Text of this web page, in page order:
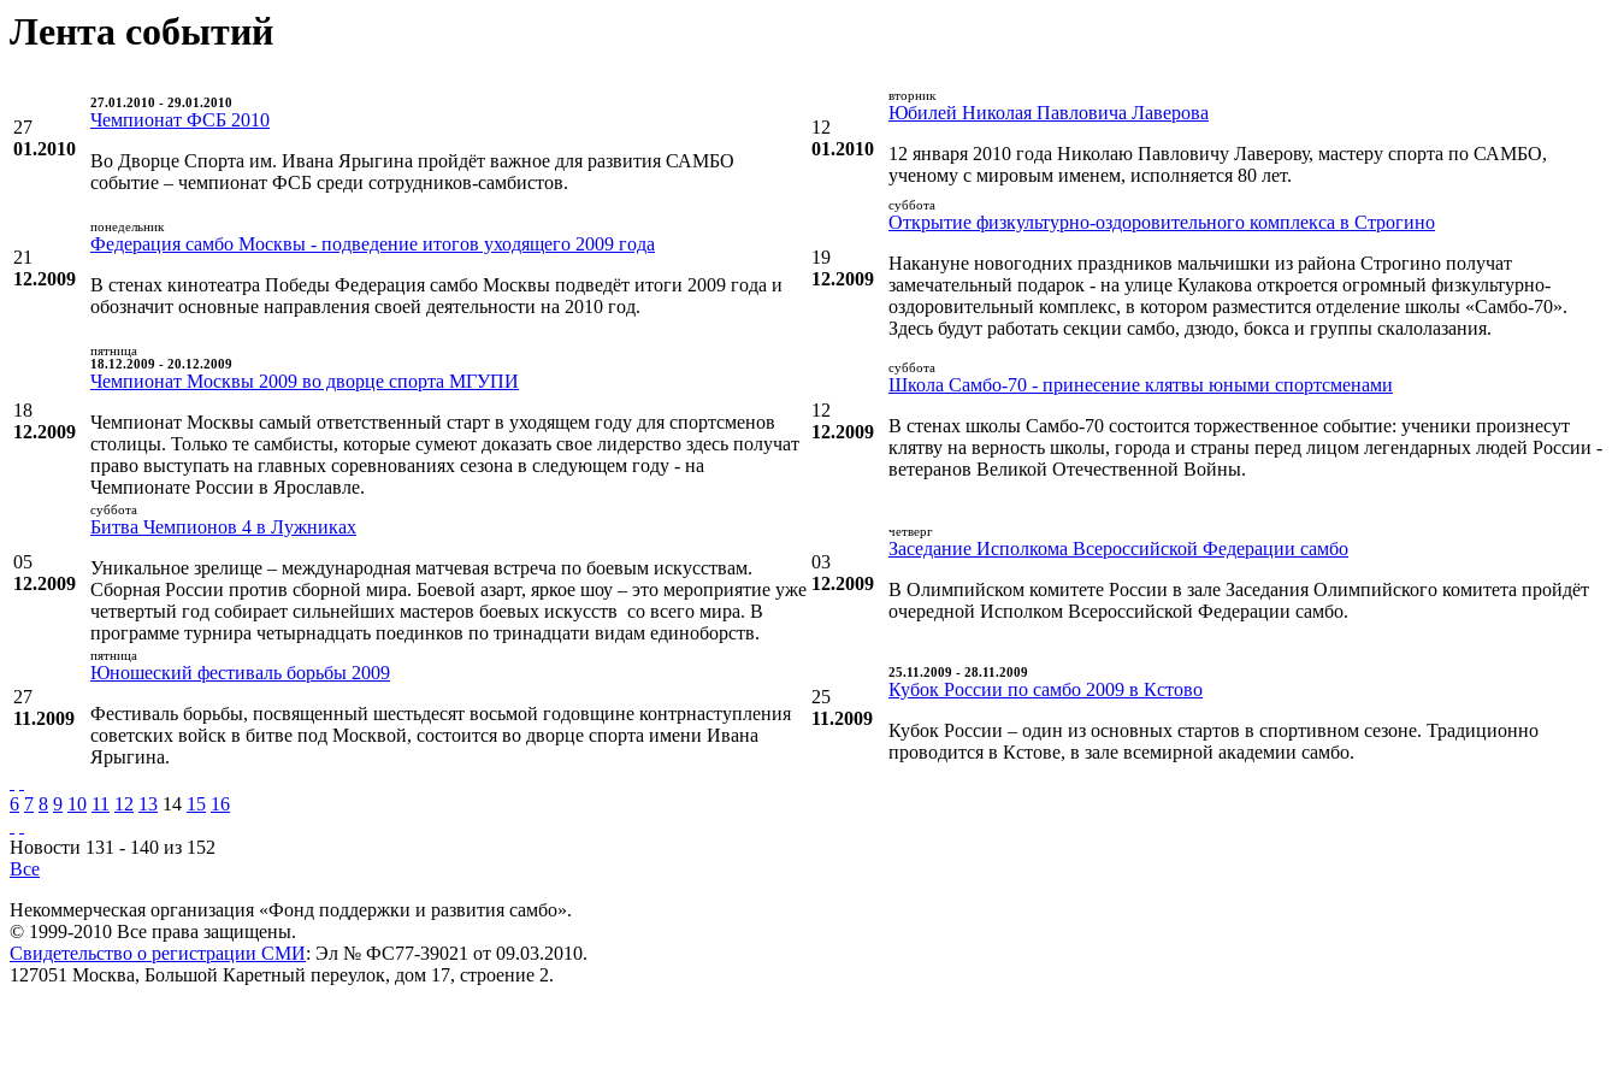
Лента событий
27
01.2010
27.01.2010 - 29.01.2010
Чемпионат ФСБ 2010
Во Дворце Спорта им. Ивана Ярыгина пройдёт важное для развития САМБО
событие – чемпионат ФСБ среди сотрудников-самбистов.
12
01.2010
вторник
Юбилей Николая Павловича Лаверова
12 января 2010 года Николаю Павловичу Лаверову, мастеру спорта по САМБО,
ученому с мировым именем, исполняется 80 лет.
21
12.2009
понедельник
Федерация самбо Москвы - подведение итогов уходящего 2009 года
В стенах кинотеатра Победы Федерация самбо Москвы подведёт итоги 2009 года и
обозначит основные направления своей деятельности на 2010 год.
19
12.2009
суббота
Открытие физкультурно-оздоровительного комплекса в Строгино
Накануне новогодних праздников мальчишки из района Строгино получат
замечательный подарок - на улице Кулакова откроется огромный физкультурно-
оздоровительный комплекс, в котором разместится отделение школы «Самбо-70».
Здесь будут работать секции самбо, дзюдо, бокса и группы скалолазания.
18
12.2009
пятница
18.12.2009 - 20.12.2009
Чемпионат Москвы 2009 во дворце спорта МГУПИ
Чемпионат Москвы самый ответственный старт в уходящем году для спортсменов
столицы. Только те самбисты, которые сумеют доказать свое лидерство здесь получат
право выступать на главных соревнованиях сезона в следующем году - на
Чемпионате России в Ярославле.
12
12.2009
суббота
Школа Самбо-70 - принесение клятвы юными спортсменами
В стенах школы Самбо-70 состоится торжественное событие: ученики произнесут
клятву на верность школы, города и страны перед лицом легендарных людей России -
ветеранов Великой Отечественной Войны.
05
12.2009
суббота
Битва Чемпионов 4 в Лужниках
Уникальное зрелище – международная матчевая встреча по боевым искусствам.
Сборная России против сборной мира. Боевой азарт, яркое шоу – это мероприятие уже
четвертый год собирает сильнейших мастеров боевых искусств со всего мира. В
программе турнира четырнадцать поединков по тринадцати видам единоборств.
03
12.2009
четверг
Заседание Исполкома Всероссийской Федерации самбо
В Олимпийском комитете России в зале Заседания Олимпийского комитета пройдёт
очередной Исполком Всероссийской Федерации самбо.
27
11.2009
пятница
Юношеский фестиваль борьбы 2009
Фестиваль борьбы, посвященный шестьдесят восьмой годовщине контрнаступления
советских войск в битве под Москвой, состоится во дворце спорта имени Ивана
Ярыгина.
25
11.2009
25.11.2009 - 28.11.2009
Кубок России по самбо 2009 в Кстово
Кубок России – один из основных стартов в спортивном сезоне. Традиционно
проводится в Кстове, в зале всемирной академии самбо.
6 7 8 9 10 11 12 13 14 15 16
Новости 131 - 140 из 152
Все
Некоммерческая организация «Фонд поддержки и развития самбо».
© 1999-2010 Все права защищены.
Свидетельство о регистрации СМИ: Эл № ФС77-39021 от 09.03.2010.
127051 Москва, Большой Каретный переулок, дом 17, строение 2.